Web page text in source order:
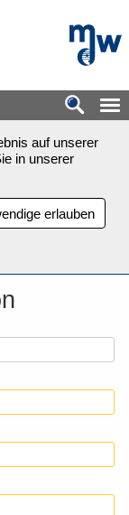
mdw -
auf unserer
in unserer
erlauben